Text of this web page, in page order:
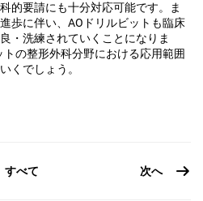
的要請にも十分対応可能です。ま
歩に伴い、AOドリルビットも臨床
・洗練されていくことになりま
の整形外科分野における応用範囲
くでしょう。
すべて 次へ